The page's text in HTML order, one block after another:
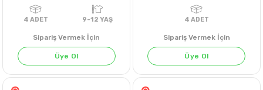
KOYU İNDİGO LACİVERT
Sipariş Vermek İçin
Üye Ol
Sipariş Vermek İçin
Üye Ol